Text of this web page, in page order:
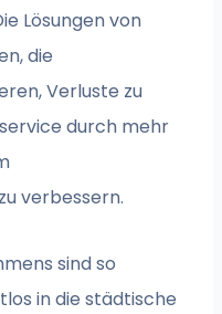
Lösungen von
die
Verluste zu
durch mehr
verbessern.
sind so
in die städtische